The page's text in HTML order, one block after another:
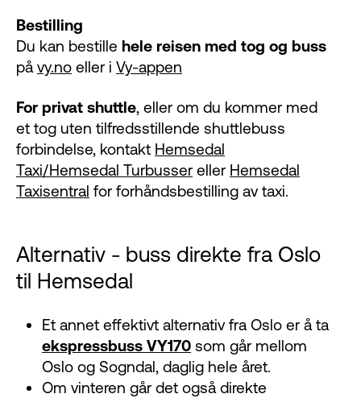
Bestilling
Du kan bestille hele reisen med tog og buss
på vy.no eller i Vy-appen
For privat shuttle, eller om du kommer med
et tog uten tilfredsstillende shuttlebuss
forbindelse, kontakt Hemsedal
Taxi/Hemsedal Turbusser eller Hemsedal
Taxisentral for forhåndsbestilling av taxi.
Alternativ - buss direkte fra Oslo
til Hemsedal
Et annet effektivt alternativ fra Oslo er å ta
ekspressbuss VY170 som går mellom
Oslo og Sogndal, daglig hele året.
Om vinteren går det også direkte